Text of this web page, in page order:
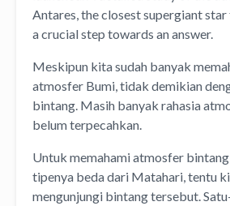
Antares, the closest supergiant
a crucial step towards an answer.
Meskipun kita sudah banyak
atmosfer Bumi, tidak demikian
bintang. Masih banyak rahasia
belum terpecahkan.
Untuk memahami atmosfer
tipenya beda dari Matahari, tentu
mengunjungi bintang tersebut.